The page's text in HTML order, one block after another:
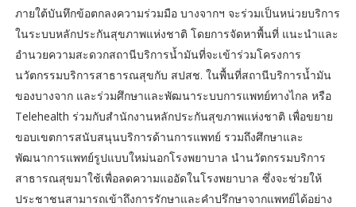
ภายใต้บันทึกข้อตกลงความร่วมมือ บางจากฯ จะร่วมเป็นหน่วยบริการ
ในระบบหลักประกันสุขภาพแห่งชาติ โดยการจัดหาพื้นที่ แนะนำและ
อำนวยความสะดวกสถานีบริการน้ำมันที่จะเข้าร่วมโครงการ
นวัตกรรมบริการสาธารณสุขกับ สปสช. ในพื้นที่สถานีบริการน้ำมัน
ของบางจาก และร่วมศึกษาและพัฒนาระบบการแพทย์ทางไกล หรือ
Telehealth ร่วมกับสำนักงานหลักประกันสุขภาพแห่งชาติ เพื่อขยาย
ขอบเขตการสนับสนุนบริการด้านการแพทย์ รวมถึงศึกษาและ
พัฒนาการแพทย์รูปแบบใหม่นอกโรงพยาบาล นำนวัตกรรมบริการ
สาธารณสุขมาใช้เพื่อลดความแออัดในโรงพยาบาล ซึ่งจะช่วยให้
ประชาชนสามารถเข้าถึงการรักษาและคำปรึกษาจากแพทย์ได้อย่าง